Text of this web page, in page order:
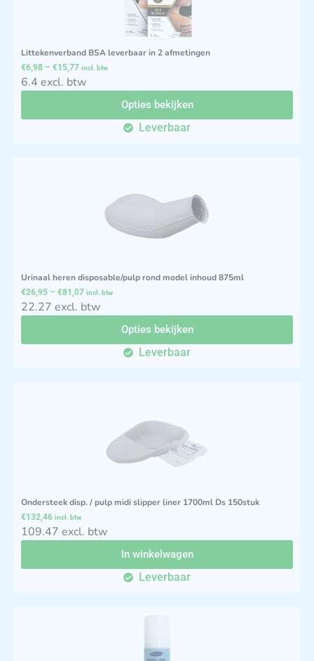
Littekenverband BSA leverbaar in 2 afmetingen
€6,98 – €15,77 incl. btw
6.4 excl. btw
Opties bekijken
Leverbaar
Urinaal heren disposable/pulp rond model inhoud 875ml
€26,95 – €81,07 incl. btw
22.27 excl. btw
Opties bekijken
Leverbaar
Ondersteek disp. / pulp midi slipper liner 1700ml Ds 150stuk
€132,46 incl. btw
109.47 excl. btw
In winkelwagen
Leverbaar